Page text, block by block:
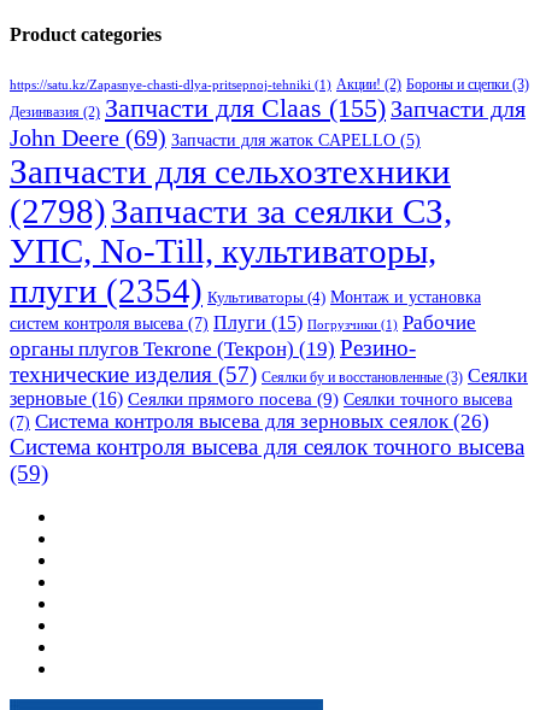
Product categories
https://satu.kz/Zapasnye-chasti-dlya-pritsepnoj-tehniki (1) Акции! (2) Бороны и сцепки (3)
Дезинвазия (2) Запчасти для Claas (155) Запчасти для
John Deere (69) Запчасти для жаток CAPELLO (5)
Запчасти для сельхозтехники
(2798)Запчасти за сеялки СЗ,
УПС, No-Till, культиваторы,
плуги (2354) Культиваторы (4) Монтаж и установка
систем контроля высева (7) Плуги (15) Погрузчики (1) Рабочие
органы плугов Текrоne (Текрон) (19) Резино-
технические изделия (57) Сеялки бу и восстановленные (3) Сеялки
зерновые (16) Сеялки прямого посева (9) Сеялки точного высева
(7) Система контроля высева для зерновых сеялок (26)
Система контроля высева для сеялок точного высева
(59)